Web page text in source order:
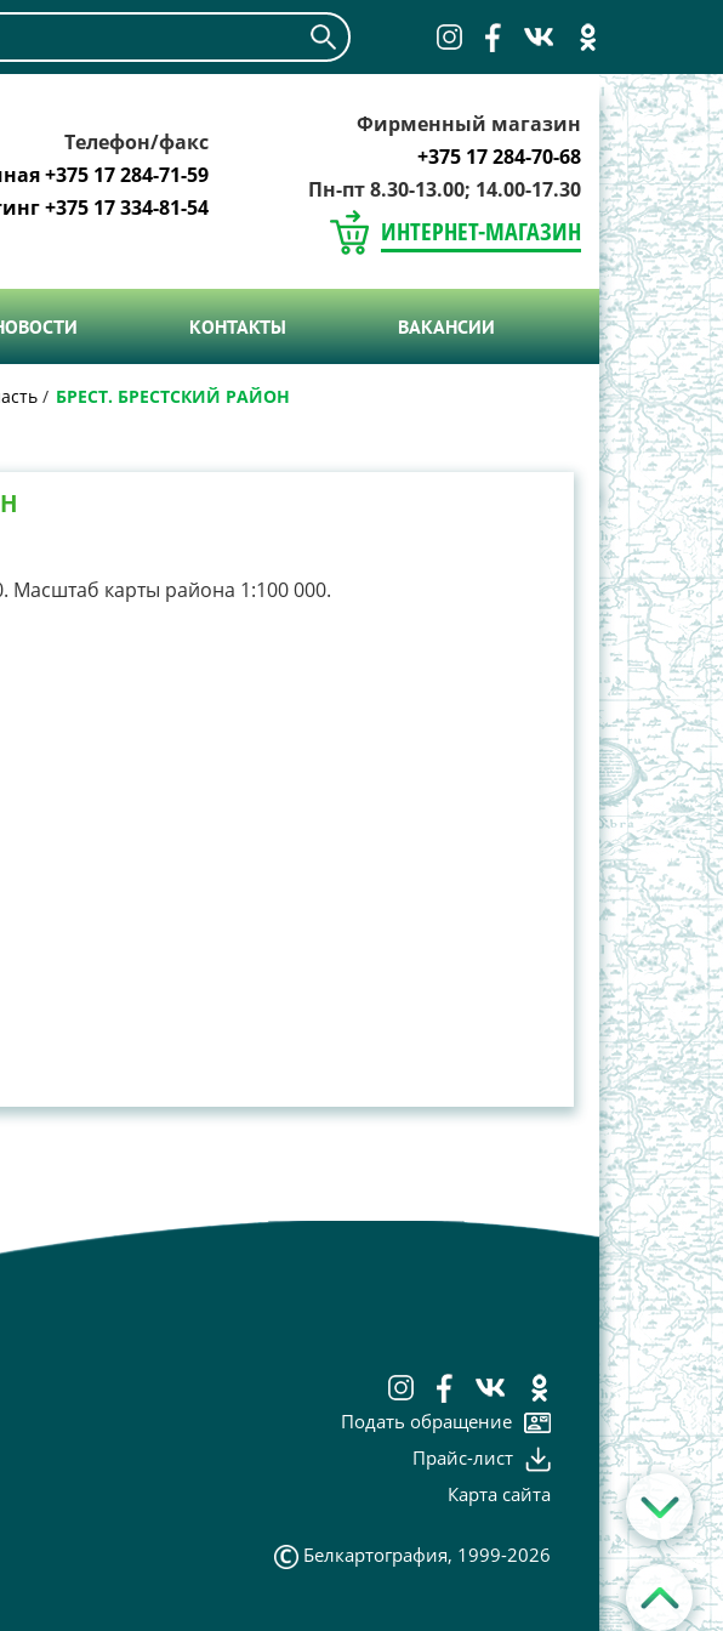
Телефон/факс
+375 17 284-71-59
+375 17 334-81-54
Фирменный магазин
+375 17 284-70-68
Пн-пт 8.30-13.00; 14.00-17.30
ИНТЕРНЕТ-МАГАЗИН
КОНТАКТЫ ВАКАНСИИ
БРЕСТ. БРЕСТСКИЙ РАЙОН
Масштаб карты района 1:100 000.
Подать обращение
Прайс-лист
Карта сайта
Белкартография, 1999-2026